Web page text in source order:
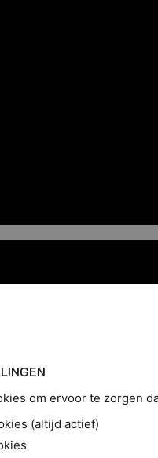
om ervoor te zorgen
(altijd actief)